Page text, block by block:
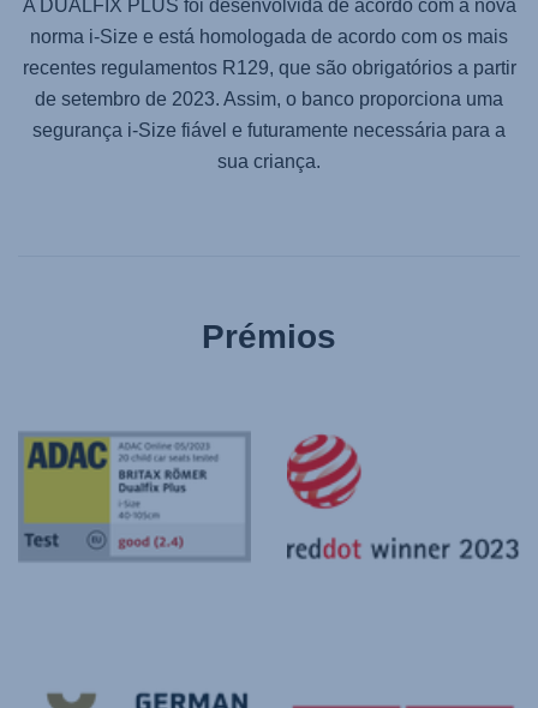
A DUALFIX PLUS foi desenvolvida de acordo com a nova
norma i-Size e está homologada de acordo com os mais
recentes regulamentos R129, que são obrigatórios a partir
de setembro de 2023. Assim, o banco proporciona uma
segurança i-Size fiável e futuramente necessária para a
sua criança.
Prémios